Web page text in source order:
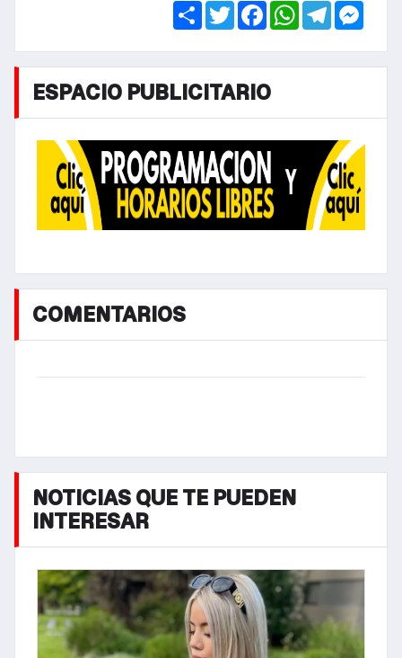
ShareTwitterFacebook
WhatsApp
ESPACIO PUBLICITARIO
COMENTARIOS
NOTICIAS QUE TE PUEDEN
INTERESAR